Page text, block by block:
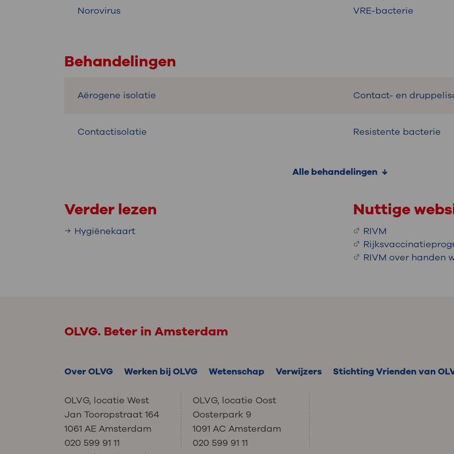
Norovirus VRE-bacterie
Behandelingen
Aërogene isolatie Contact- en
Contactisolatie Resistente bacterie
Alle behandelingen
Verder lezen
Hygiënekaart
Nuttige
RIVM
RIVM over handen
OLVG. Beter in Amsterdam
Over OLVG Werken bij OLVG Wetenschap Verwijzers Stichting Vrienden van
OLVG, locatie West
Jan Tooropstraat 164
1061 AE Amsterdam
020 599 91 11
OLVG, locatie Oost
Oosterpark 9
1091 AC Amsterdam
020 599 91 11